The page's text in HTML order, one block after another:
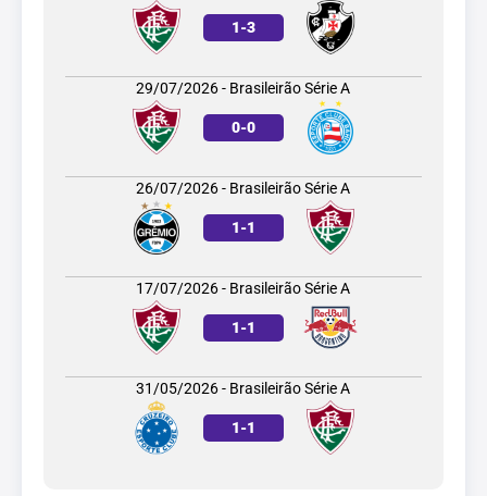
1-3
29/07/2026 - Brasileirão Série A
0-0
26/07/2026 - Brasileirão Série A
1-1
17/07/2026 - Brasileirão Série A
1-1
31/05/2026 - Brasileirão Série A
1-1